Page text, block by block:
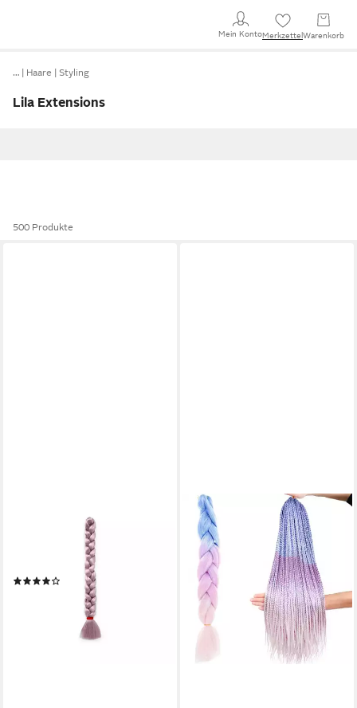
Mein KontoMerkzettel Warenkorb
… Haare Styling
Lila Extensions
500 Produkte
Kunsthaar-Extension X-
Pression Premium Original
Ultra Braid, Xpression
lieferbar - in 2-3 Werktagen bei dir